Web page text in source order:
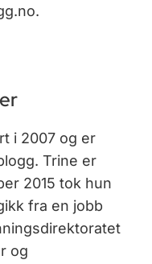
i 2007 og er
Trine er
2015 tok hun
fra en jobb
og